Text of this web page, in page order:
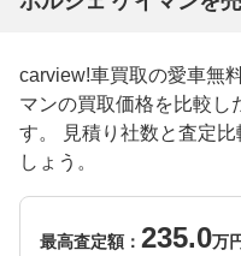
carview!車買取の愛車無
マンの買取価格を比較し
す。 見積り社数と査定
しょう。
最高査定額： 235.0万